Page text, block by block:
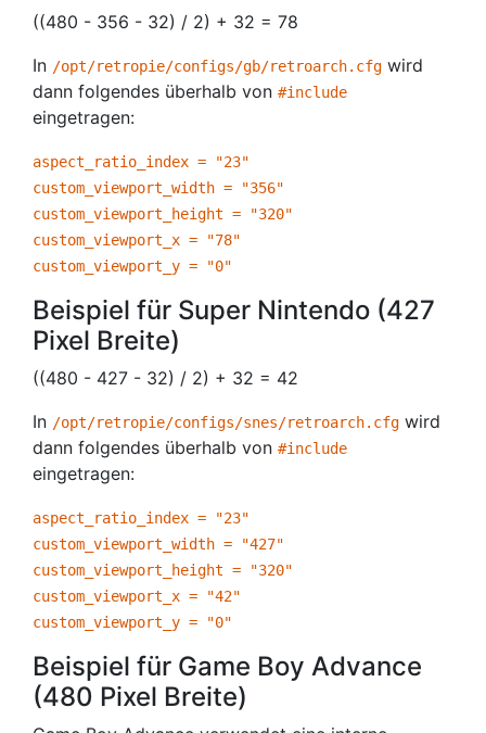
((480 - 356 - 32) / 2) + 32 = 78
In /opt/retropie/configs/gb/retroarch.cfg wird
dann folgendes überhalb von #include
eingetragen:
aspect_ratio_index = "23"
custom_viewport_width = "356"
custom_viewport_height = "320"
custom_viewport_x = "78"
custom_viewport_y = "0"
Beispiel für Super Nintendo (427
Pixel Breite)
((480 - 427 - 32) / 2) + 32 = 42
In /opt/retropie/configs/snes/retroarch.cfg wird
dann folgendes überhalb von #include
eingetragen:
aspect_ratio_index = "23"
custom_viewport_width = "427"
custom_viewport_height = "320"
custom_viewport_x = "42"
custom_viewport_y = "0"
Beispiel für Game Boy Advance
(480 Pixel Breite)